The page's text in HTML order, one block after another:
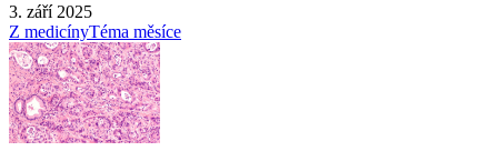
3. září 2025
Z medicínyTéma měsíce